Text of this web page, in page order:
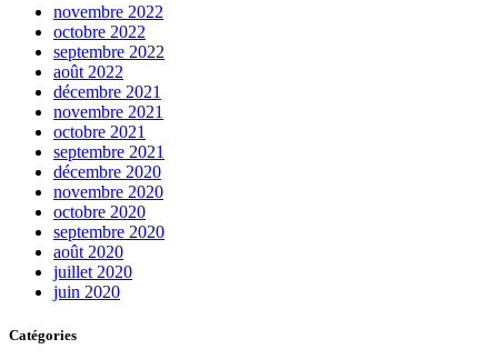
novembre 2022
octobre 2022
septembre 2022
août 2022
décembre 2021
novembre 2021
octobre 2021
septembre 2021
décembre 2020
novembre 2020
octobre 2020
septembre 2020
août 2020
juillet 2020
juin 2020
Catégories